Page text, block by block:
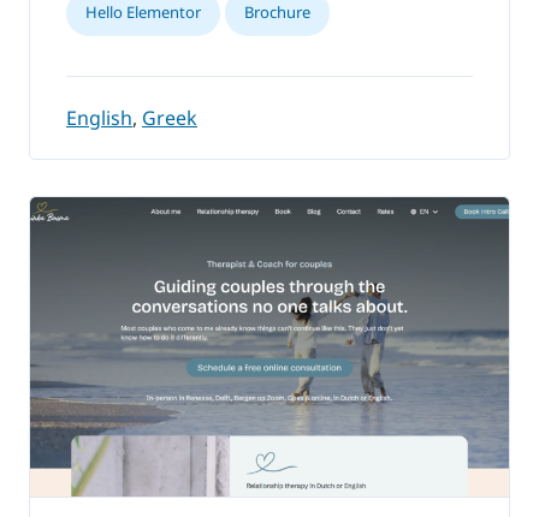
Hello Elementor Brochure
English, Greek